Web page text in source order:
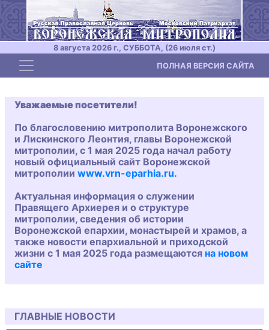
8 августа 2026 г., СУББОТА, (26 июля ст.)
Toggle navigation ПОЛНАЯ ВЕРСИЯ САЙТА
Уважаемые посетители!
По благословению митрополита Воронежского
и Лискинского Леонтия, главы Воронежской
митрополии, с 1 мая 2025 года начал работу
новый официальный сайт Воронежской
митрополии www.vrn-eparhia.ru.
Актуальная информация о служении
Правящего Архиерея и о структуре
митрополии, сведения об истории
Воронежской епархии, монастырей и храмов, а
также новости епархиальной и приходской
жизни с 1 мая 2025 года размещаются на новом
сайте
ГЛАВНЫЕ НОВОСТИ